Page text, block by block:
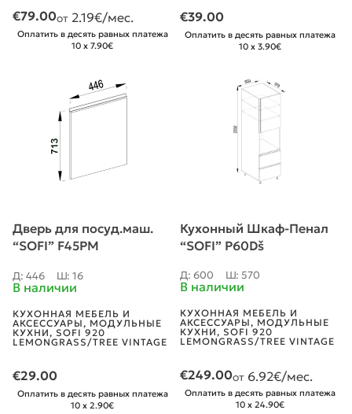
€79.00от 2.19€/мес.
Оплатить в десять равных платежа
10 x 7.90€
€39.00
Оплатить в десять равных платежа
10 x 3.90€
Дверь для посуд.маш.
“SOFI” F45PM
Д: 446 Ш: 16
В наличии
КУХОННАЯ МЕБЕЛЬ И
АКСЕССУАРЫ , МОДУЛЬНЫЕ
КУХНИ , SOFI 920
LEMONGRASS/TREE VINTAGE
€29.00
Оплатить в десять равных платежа
10 x 2.90€
Кухонный Шкаф-Пенал
“SOFI” P60Dš
Д: 600 Ш: 570
В наличии
КУХОННАЯ МЕБЕЛЬ И
АКСЕССУАРЫ, МОДУЛЬНЫЕ
КУХНИ, SOFI 920
LEMONGRASS/TREE VINTAGE
€249.00от 6.92€/мес.
Оплатить в десять равных платежа
10 x 24.90€